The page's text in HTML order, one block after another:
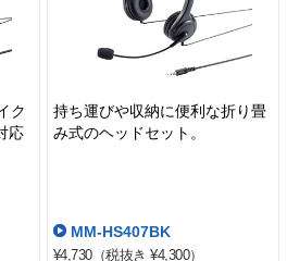
ク
応
持ち運びや収納に便利な折り畳
み式のヘッドセット。
MM-HS407BK
¥4,730（税抜き ¥4,300）